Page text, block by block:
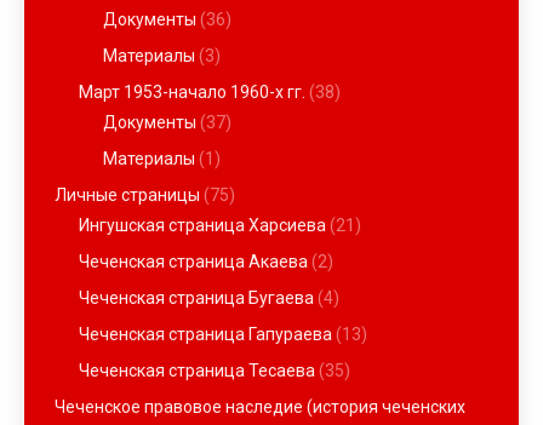
Документы (36)
Материалы (3)
Март 1953-начало 1960-х гг. (38)
Документы (37)
Материалы (1)
Личные страницы (75)
Ингушская страница Харсиева (21)
Чеченская страница Акаева (2)
Чеченская страница Бугаева (4)
Чеченская страница Гапураева (13)
Чеченская страница Тесаева (35)
Чеченское правовое наследие (история чеченских